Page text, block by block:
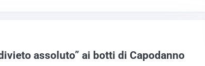
assoluto” ai botti di Capodanno